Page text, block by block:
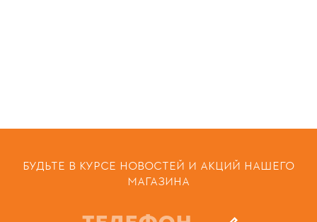
БУДЬТЕ В КУРСЕ НОВОСТЕЙ И АКЦИЙ НАШЕГО
МАГАЗИНА